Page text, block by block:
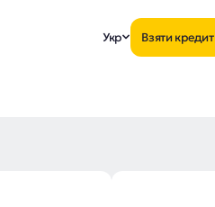
Укр Взяти кредит